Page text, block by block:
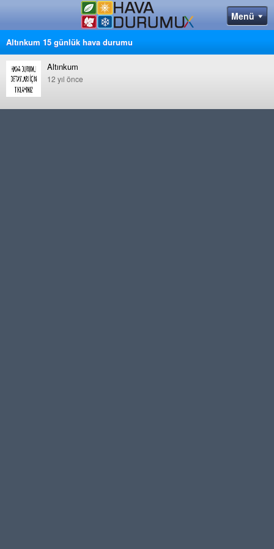
Altınkum 15 günlük hava durumu
Altınkum
12 yıl önce